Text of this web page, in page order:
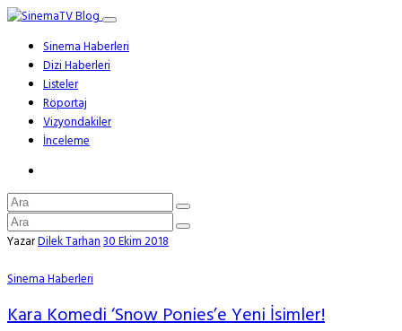
Sinema Haberleri
Dizi Haberleri
Listeler
Röportaj
Vizyondakiler
İnceleme
YazarDilek Tarhan30 Ekim 2018
Sinema Haberleri
Kara Komedi ‘Snow Ponies’e Yeni İsimler!